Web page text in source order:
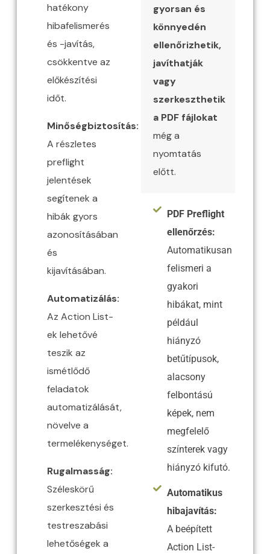
hatékony
hibafelismerés
és -javítás,
csökkentve az
előkészítési
időt.​
Minőségbiztosítás:
A részletes
preflight
jelentések
segítenek a
hibák gyors
azonosításában
és
kijavításában.​
Automatizálás:
Az Action List-
ek lehetővé
teszik az
ismétlődő
feladatok
automatizálását,
növelve a
termelékenységet.​
Rugalmasság:
Széleskörű
szerkesztési és
testreszabási
lehetőségek a
gyorsan és
könnyedén
ellenőrizhetik,
javíthatják
vagy
szerkeszthetik
a PDF fájlokat
még a
nyomtatás
előtt.
PDF Preflight
ellenőrzés:
Automatikusan
felismeri a
gyakori
hibákat, mint
például
hiányzó
betűtípusok,
alacsony
felbontású
képek, nem
megfelelő
színterek vagy
hiányzó kifutó.
Automatikus
hibajavítás:
A beépített
Action List-